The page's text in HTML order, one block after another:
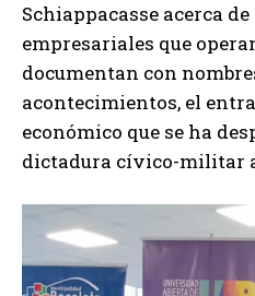
Schiappacasse acerca
empresariales que
documentan con
acontecimientos, el
económico que se ha
dictadura cívico-militar